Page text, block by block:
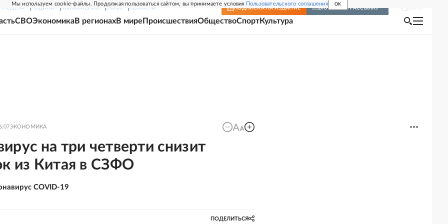
Мы используем cookie-файлы. Продолжая пользоваться сайтом, вы принимаете условия Пользовательского соглашения OK
НЕДЕЛЯ РОДИНА ПРИЛОЖЕНИЯ СОЮЗ НОВОСТИ ПОДПИСКА НА ИЗДАНИЕ ВКЛЮЧИТЬ РАССЫЛКУ
СВОЭкономикаВ регионахВ мире ПроисшествияОбществоСпортКультура
ЭКОНОМИКА
на три четверти снизит
из Китая в СЗФО
COVID-19
ПОДЕЛИТЬСЯ